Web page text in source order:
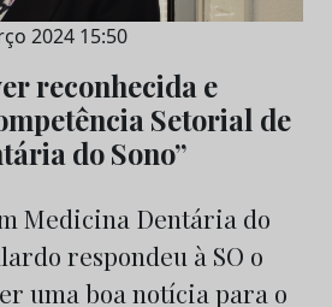
2024 15:50
reconhecida e
Setorial de
do Sono”
Medicina Dentária do
respondeu à SO o
uma boa notícia para o